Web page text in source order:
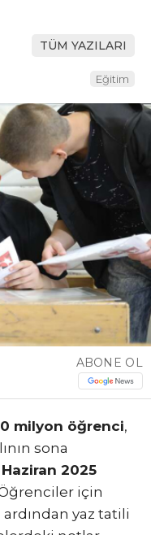
TÜM YAZILARI
Eğitim
ABONE OL
milyon öğrenci,
sona
2025
için
yaz tatili